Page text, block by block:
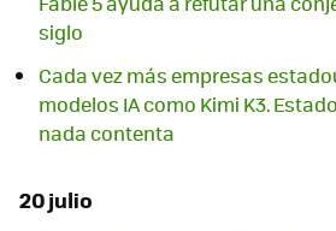
siglo
Cada vez más empresas
modelos IA como Kimi K3.
nada contenta
20 julio